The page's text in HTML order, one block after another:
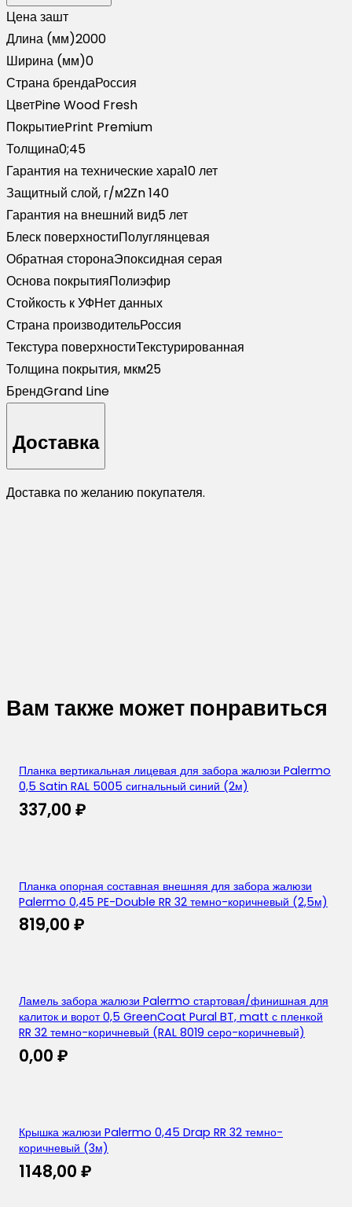
для
забора
жалюзи
Palermo
0,45
Print
Premium
Pine
Wood
Fresh
(2м)
Цена зашт
Длина (мм)2000
Ширина (мм)0
Страна брендаРоссия
ЦветPine Wood Fresh
ПокрытиеPrint Premium
Толщина0;45
Гарантия на технические хара10 лет
Защитный слой, г/м2Zn 140
Гарантия на внешний вид5 лет
Блеск поверхностиПолуглянцевая
Обратная сторонаЭпоксидная серая
Основа покрытияПолиэфир
Стойкость к УФНет данных
Страна производительРоссия
Текстура поверхностиТекстурированная
Толщина покрытия, мкм25
БрендGrand Line
Доставка
Доставка по желанию покупателя.
Вам также может понравиться
Планка вертикальная лицевая для забора жалюзи Palermo
0,5 Satin RAL 5005 сигнальный синий (2м)
337,00 ₽
Планка опорная составная внешняя для забора жалюзи
Palermo 0,45 PE-Double RR 32 темно-коричневый (2,5м)
819,00 ₽
Ламель забора жалюзи Palermo стартовая/финишная для
калиток и ворот 0,5 GreenCoat Pural BT, matt с пленкой
RR 32 темно-коричневый (RAL 8019 серо-коричневый)
0,00 ₽
Крышка жалюзи Palermo 0,45 Drap RR 32 темно-
коричневый (3м)
1148,00 ₽